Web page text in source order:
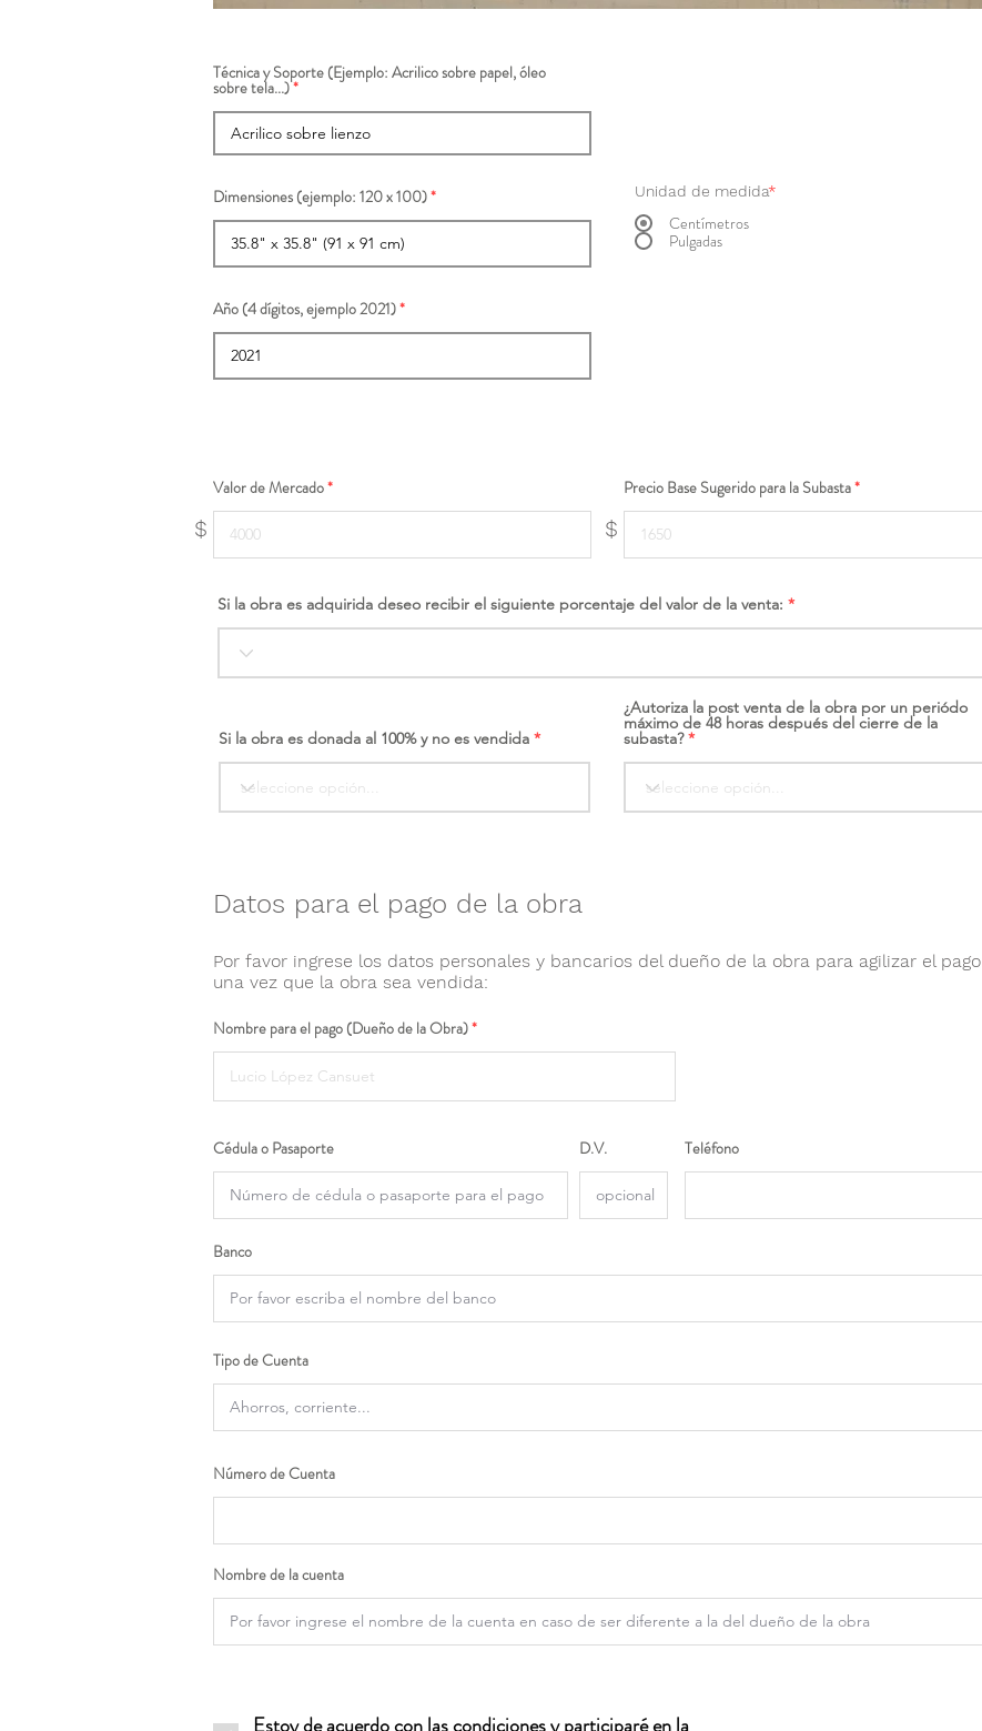
Técnica y Soporte (Ejemplo: Acrilico sobre papel, óleo
sobre tela...)
Dimensiones (ejemplo: 120 x 100) Unidad de medida*
Centímetros
Pulgadas
Año (4 dígitos, ejemplo 2021)
$
Valor de Mercado
$
Precio Base Sugerido para la Subasta
Si la obra es adquirida deseo recibir el siguiente porcentaje del valor de la venta:
Si la obra es donada al 100% y no es vendida
¿Autoriza la post venta de la obra por un periódo
máximo de 48 horas después del cierre de la
subasta?
Datos para el pago de la obra
Por favor ingrese los datos personales y bancarios del dueño de la obra para agilizar el pago
una vez que la obra sea vendida:
Nombre para el pago (Dueño de la Obra)
Cédula o Pasaporte D.V. Teléfono
Banco
Tipo de Cuenta
Número de Cuenta
Nombre de la cuenta